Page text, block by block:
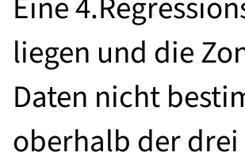
liegen und die
Daten nicht
oberhalb der